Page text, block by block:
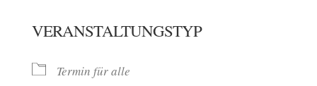
VERANSTALTUNGSTYP
Termin für alle